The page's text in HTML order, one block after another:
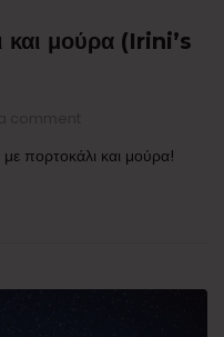
μούρα (Irini’s
πορτοκάλι και μούρα!